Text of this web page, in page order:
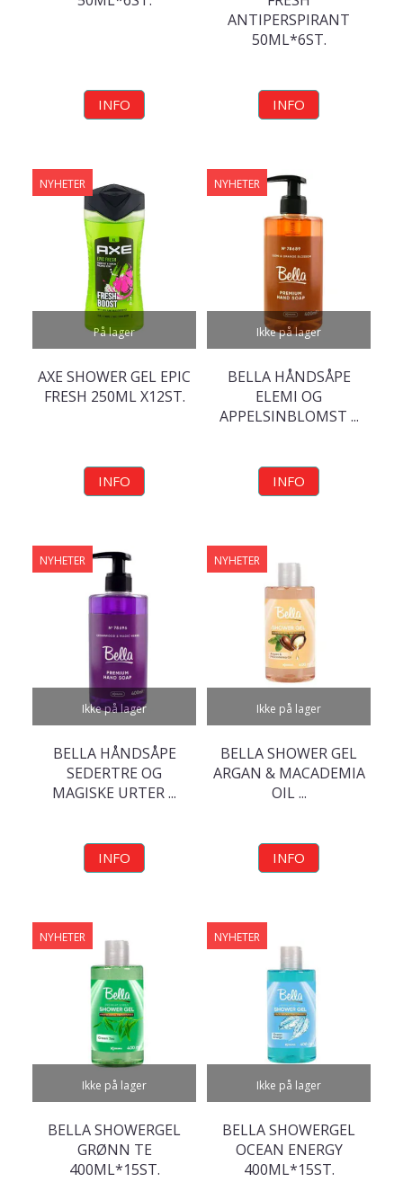
INFO
ANTIPERSPIRANT
50ML*6ST.
INFO
På lager
NYHETER
AXE SHOWER GEL EPIC
FRESH 250ML X12ST.
INFO
Ikke på lager
NYHETER
BELLA HÅNDSÅPE
ELEMI OG
APPELSINBLOMST ...
INFO
Ikke på lager
NYHETER
BELLA HÅNDSÅPE
SEDERTRE OG
MAGISKE URTER ...
INFO
Ikke på lager
NYHETER
BELLA SHOWER GEL
ARGAN & MACADEMIA
OIL ...
INFO
Ikke på lager
NYHETER
BELLA SHOWERGEL
GRØNN TE
400ML*15ST.
Ikke på lager
NYHETER
BELLA SHOWERGEL
OCEAN ENERGY
400ML*15ST.